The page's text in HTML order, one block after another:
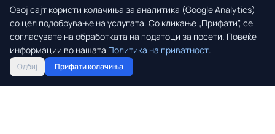
Истанбул
Барај лет
Лондон
Барај лет
Овој сајт користи колачиња за аналитика (Google Analytics)
со цел подобрување на услугата. Со кликање „Прифати", се
согласувате на обработката на податоци за посети. Повеќе
информации во нашата Политика на приватност.
Одбиј Прифати колачиња